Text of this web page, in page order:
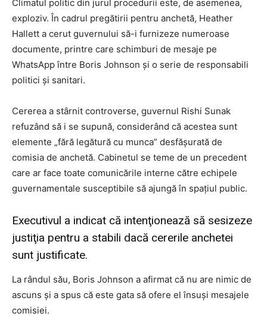
Climatul politic din jurul procedurii este, de asemenea,
exploziv. În cadrul pregătirii pentru anchetă, Heather
Hallett a cerut guvernului să-i furnizeze numeroase
documente, printre care schimburi de mesaje pe
WhatsApp între Boris Johnson şi o serie de responsabili
politici şi sanitari.
Cererea a stârnit controverse, guvernul Rishi Sunak
refuzând să i se supună, considerând că acestea sunt
elemente „fără legătură cu munca” desfăşurată de
comisia de anchetă. Cabinetul se teme de un precedent
care ar face toate comunicările interne către echipele
guvernamentale susceptibile să ajungă în spaţiul public.
Executivul a indicat că intenţionează să sesizeze
justiţia pentru a stabili dacă cererile anchetei
sunt justificate.
La rândul său, Boris Johnson a afirmat că nu are nimic de
ascuns şi a spus că este gata să ofere el însuşi mesajele
comisiei.